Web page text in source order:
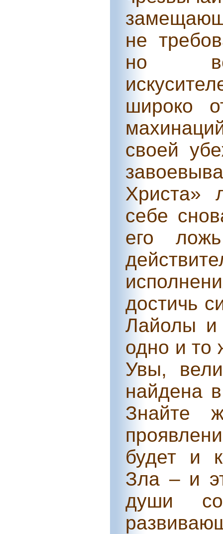
не
но
широко
своей
Христа»
себе
его
достичь
Лайолы и
одно и то
Увы,
найдена
Знайте
будет и
Зла – и
души